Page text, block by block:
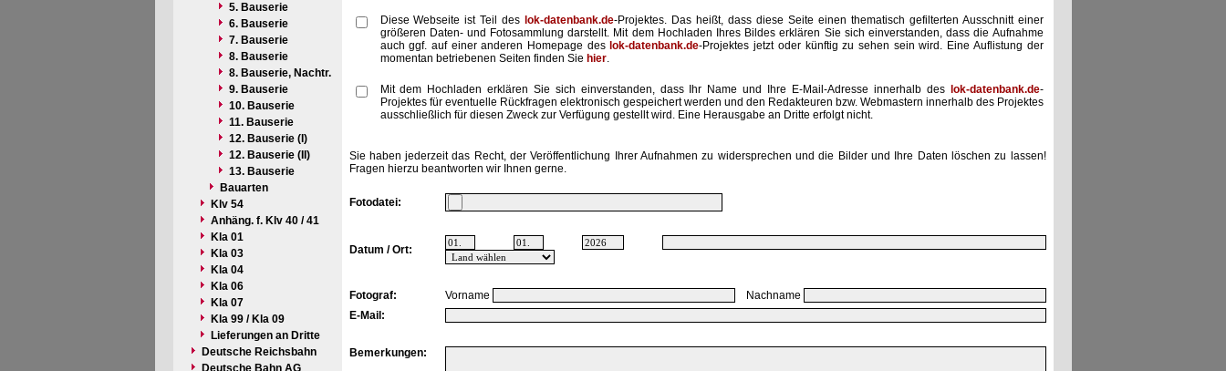
5. Bauserie
6. Bauserie
7. Bauserie
8. Bauserie
8. Bauserie, Nachtr.
9. Bauserie
10. Bauserie
11. Bauserie
12. Bauserie (I)
12. Bauserie (II)
13. Bauserie
Bauarten
Klv 54
Anhäng. f. Klv 40 / 41
Kla 01
Kla 03
Kla 04
Kla 06
Kla 07
Kla 99 / Kla 09
Lieferungen an Dritte
Deutsche Reichsbahn
Deutsche Bahn AG
Diese Webseite ist Teil des lok-datenbank.de-Projektes. Das heißt, dass diese Seite einen thematisch gefilterten Ausschnitt einer
größeren Daten- und Fotosammlung darstellt. Mit dem Hochladen Ihres Bildes erklären Sie sich einverstanden, dass die Aufnahme
auch ggf. auf einer anderen Homepage des lok-datenbank.de-Projektes jetzt oder künftig zu sehen sein wird. Eine Auflistung der
momentan betriebenen Seiten finden Sie hier.
Mit dem Hochladen erklären Sie sich einverstanden, dass Ihr Name und Ihre E-Mail-Adresse innerhalb des lok-datenbank.de-
Projektes für eventuelle Rückfragen elektronisch gespeichert werden und den Redakteuren bzw. Webmastern innerhalb des Projektes
ausschließlich für diesen Zweck zur Verfügung gestellt wird. Eine Herausgabe an Dritte erfolgt nicht.
Sie haben jederzeit das Recht, der Veröffentlichung Ihrer Aufnahmen zu widersprechen und die Bilder und Ihre Daten löschen zu lassen!
Fragen hierzu beantworten wir Ihnen gerne.
Fotodatei:
Datum / Ort:
Fotograf: Vorname
Nachname
E-Mail:
Bemerkungen: